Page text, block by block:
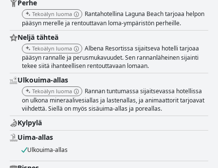
Perhe
Tekoälyn luoma
Rantahotellina Laguna Beach tarjoaa helpon
pääsyn merelle ja rentouttavan loma-ympäristön perheille.
Neljä tähteä
Tekoälyn luoma
Albena Resortissa sijaitseva hotelli tarjoaa
pääsyn rannalle ja perusmukavuudet. Sen rannanläheinen sijainti
tekee siitä ihanteellisen rentouttavaan lomaan.
Ulkouima-allas
Tekoälyn luoma
Rannan tuntumassa sijaitsevassa hotellissa
on ulkona mineraalivesiallas ja lastenallas, ja animaattorit tarjoavat
viihdettä. Siellä on myös sisäuima-allas ja poreallas.
Kylpylä
Uima-allas
Ulkouima-allas